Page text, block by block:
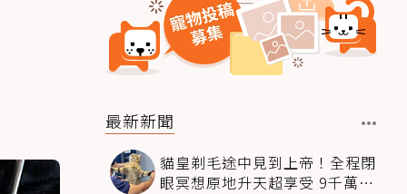
最新新聞
貓皇剃毛途中見到上帝！全程閉
眼冥想原地升天超享受 9千萬人